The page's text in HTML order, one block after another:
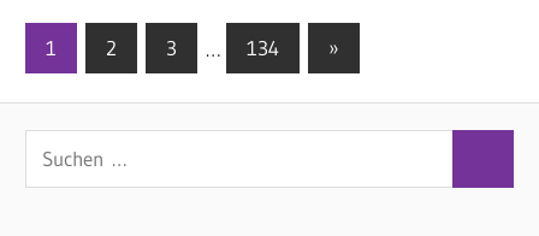
Seitennummerierung
der
Beiträge
1 2 3 … 134
Nächste
»
u